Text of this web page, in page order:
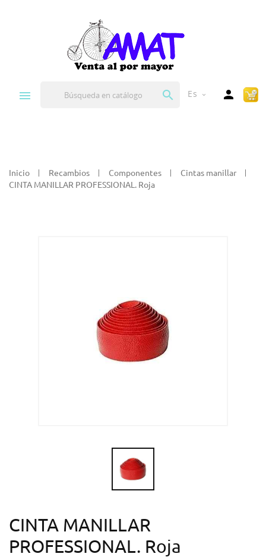
 Es expand_more 
Inicio Recambios Componentes
Cintas manillar
CINTA MANILLAR PROFESSIONAL. Roja
CINTA MANILLAR
PROFESSIONAL. Roja